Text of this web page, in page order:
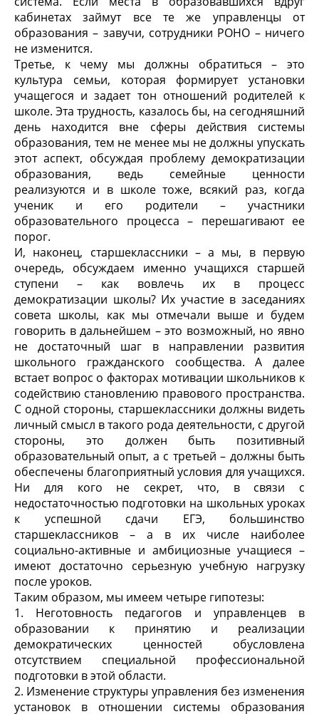
кабинетах займут все те же управленцы от
образования – завучи, сотрудники РОНО – ничего
не изменится.
Третье, к чему мы должны обратиться – это
культура семьи, которая формирует установки
учащегося и задает тон отношений родителей к
школе. Эта трудность, казалось бы, на сегодняшний
день находится вне сферы действия системы
образования, тем не менее мы не должны упускать
этот аспект, обсуждая проблему демократизации
образования, ведь семейные ценности
реализуются и в школе тоже, всякий раз, когда
ученик и его родители – участники
образовательного процесса – перешагивают ее
порог.
И, наконец, старшеклассники – а мы, в первую
очередь, обсуждаем именно учащихся старшей
ступени – как вовлечь их в процесс
демократизации школы? Их участие в заседаниях
совета школы, как мы отмечали выше и будем
говорить в дальнейшем – это возможный, но явно
не достаточный шаг в направлении развития
школьного гражданского сообщества. А далее
встает вопрос о факторах мотивации школьников к
содействию становлению правового пространства.
С одной стороны, старшеклассники должны видеть
личный смысл в такого рода деятельности, с другой
стороны, это должен быть позитивный
образовательный опыт, а с третьей – должны быть
обеспечены благоприятный условия для учащихся.
Ни для кого не секрет, что, в связи с
недостаточностью подготовки на школьных уроках
к успешной сдачи ЕГЭ, большинство
старшеклассников – а в их числе наиболее
социально-активные и амбициозные учащиеся –
имеют достаточно серьезную учебную нагрузку
после уроков.
Таким образом, мы имеем четыре гипотезы:
1. Неготовность педагогов и управленцев в
образовании к принятию и реализации
демократических ценностей обусловлена
отсутствием специальной профессиональной
подготовки в этой области.
2. Изменение структуры управления без изменения
установок в отношении системы образования